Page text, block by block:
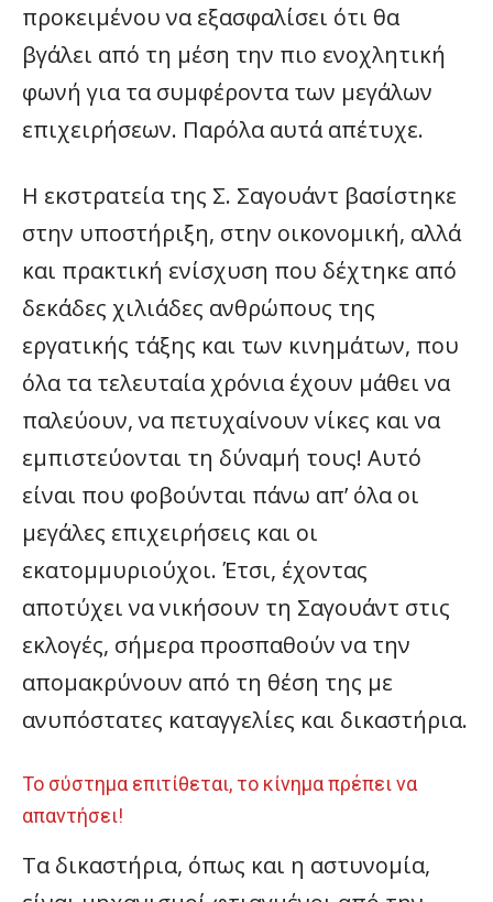
προκειμένου να εξασφαλίσει ότι θα
βγάλει από τη μέση την πιο ενοχλητική
φωνή για τα συμφέροντα των μεγάλων
επιχειρήσεων. Παρόλα αυτά απέτυχε.
Η εκστρατεία της Σ. Σαγουάντ βασίστηκε
στην υποστήριξη, στην οικονομική, αλλά
και πρακτική ενίσχυση που δέχτηκε από
δεκάδες χιλιάδες ανθρώπους της
εργατικής τάξης και των κινημάτων, που
όλα τα τελευταία χρόνια έχουν μάθει να
παλεύουν, να πετυχαίνουν νίκες και να
εμπιστεύονται τη δύναμή τους! Αυτό
είναι που φοβούνται πάνω απ’ όλα οι
μεγάλες επιχειρήσεις και οι
εκατομμυριούχοι. Έτσι, έχοντας
αποτύχει να νικήσουν τη Σαγουάντ στις
εκλογές, σήμερα προσπαθούν να την
απομακρύνουν από τη θέση της με
ανυπόστατες καταγγελίες και δικαστήρια.
Το σύστημα επιτίθεται, το κίνημα πρέπει να
απαντήσει!
Τα δικαστήρια, όπως και η αστυνομία,